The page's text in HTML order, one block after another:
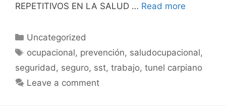
REPETITIVOS EN LA SALUD … Read more
Uncategorized
ocupacional, prevención, saludocupacional,
seguridad , seguro, sst, trabajo, tunel carpiano
Leave a comment